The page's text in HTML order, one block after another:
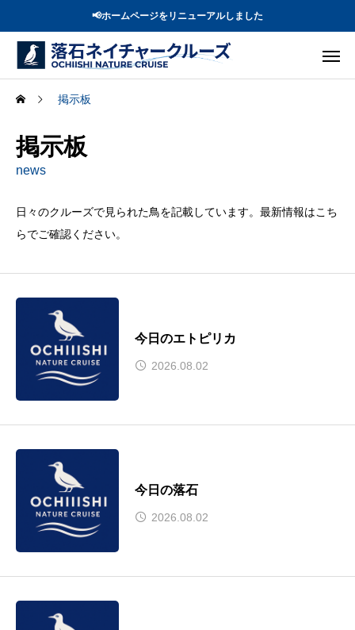
📢ホームページをリニューアルしました
掲示板
掲示板
news
日々のクルーズで見られた鳥を記載しています。最新情報はこち
らでご確認ください。
今日のエトピリカ
2026.08.02
今日の落石
2026.08.02